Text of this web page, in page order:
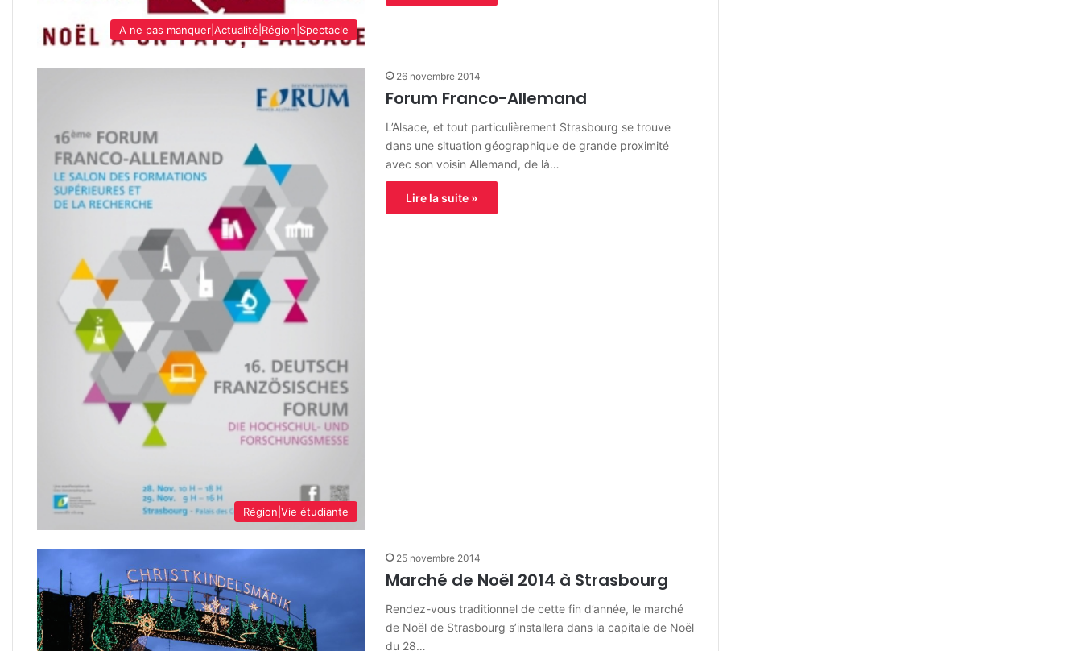
A ne pas manquer|Actualité|Région|Spectacle
Région|Vie étudiante
26 novembre 2014
Forum Franco-Allemand
L’Alsace, et tout particulièrement Strasbourg se trouve
dans une situation géographique de grande proximité
avec son voisin Allemand, de là…
Lire la suite »
25 novembre 2014
Marché de Noël 2014 à Strasbourg
Rendez-vous traditionnel de cette fin d’année, le marché
de Noël de Strasbourg s’installera dans la capitale de Noël
du 28…